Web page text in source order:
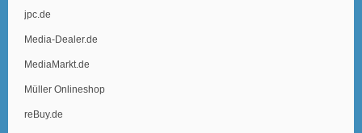
jpc.de
Media-Dealer.de
MediaMarkt.de
Müller Onlineshop
reBuy.de